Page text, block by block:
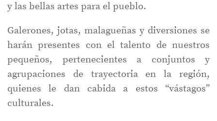
y las bellas artes para el pueblo.
Galerones, jotas, malagueñas y diversiones se
harán presentes con el talento de nuestros
pequeños, pertenecientes a conjuntos y
agrupaciones de trayectoria en la región,
quienes le dan cabida a estos “vástagos”
culturales.